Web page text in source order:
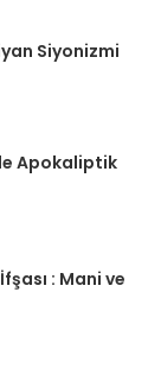
Siyonizmi
Apokaliptik
: Mani ve